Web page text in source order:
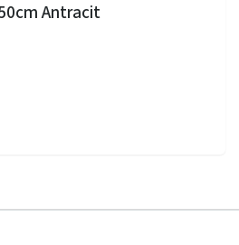
Antracit